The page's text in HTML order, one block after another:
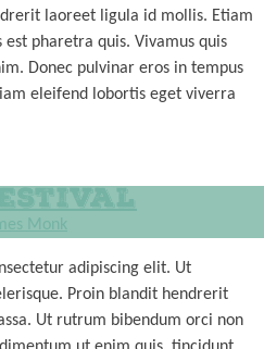
laoreet ligula id mollis. Etiam
pharetra quis. Vivamus quis
Donec pulvinar eros in tempus
eleifend lobortis eget viverra
Monk
adipiscing elit. Ut
Proin blandit hendrerit
Ut rutrum bibendum orci non